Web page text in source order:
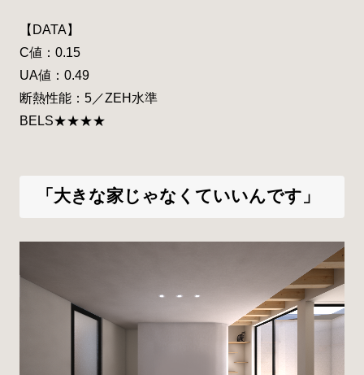
【DATA】
C値：0.15
UA値：0.49
断熱性能：5／ZEH水準
BELS★★★★
「大きな家じゃなくていいんです」